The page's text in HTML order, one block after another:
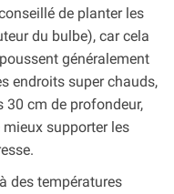
de planter les
du bulbe), car cela
généralement
endroits super chauds,
30 cm de profondeur,
supporter les
des températures